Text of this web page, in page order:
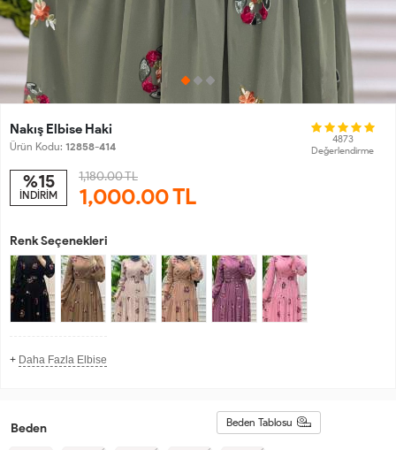
Nakış Elbise Haki
Ürün Kodu: 12858-414
4873
Değerlendirme
%15
İNDİRİM
1,180.00 TL
1,000.00TL
Renk Seçenekleri
+ Daha Fazla Elbise
Beden Tablosu
Beden